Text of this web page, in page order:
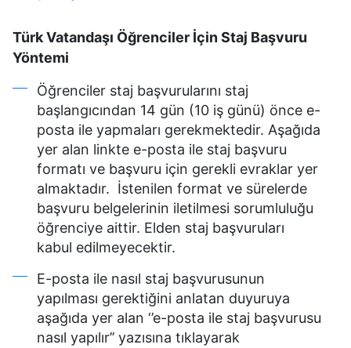
Türk Vatandaşı Öğrenciler İçin Staj Başvuru
Yöntemi
Öğrenciler staj başvurularını staj
başlangıcından 14 gün (10 iş günü) önce e-
posta ile yapmaları gerekmektedir. Aşağıda
yer alan linkte e-posta ile staj başvuru
formatı ve başvuru için gerekli evraklar yer
almaktadır. İstenilen format ve sürelerde
başvuru belgelerinin iletilmesi sorumluluğu
öğrenciye aittir. Elden staj başvuruları
kabul edilmeyecektir.
E-posta ile nasıl staj başvurusunun
yapılması gerektiğini anlatan duyuruya
aşağıda yer alan ‘’e-posta ile staj başvurusu
nasıl yapılır’’ yazısına tıklayarak